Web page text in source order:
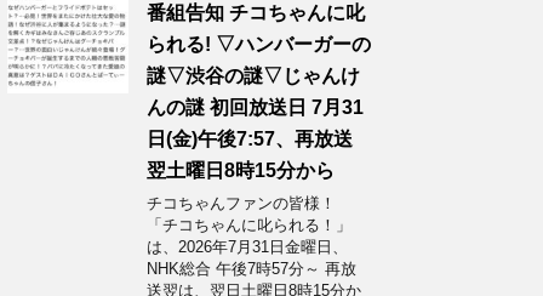
番組告知 チコちゃんに叱
られる! ▽ハンバーガーの
謎▽渋谷の謎▽じゃんけ
んの謎 初回放送日 7月31
日(金)午後7:57、再放送
翌土曜日8時15分から
チコちゃんファンの皆様！
「チコちゃんに叱られる！」​
は、2026年7月31日金曜日、
NHK総合 午後7時57分～ 再放
送翌は、翌日土曜日8時15分か